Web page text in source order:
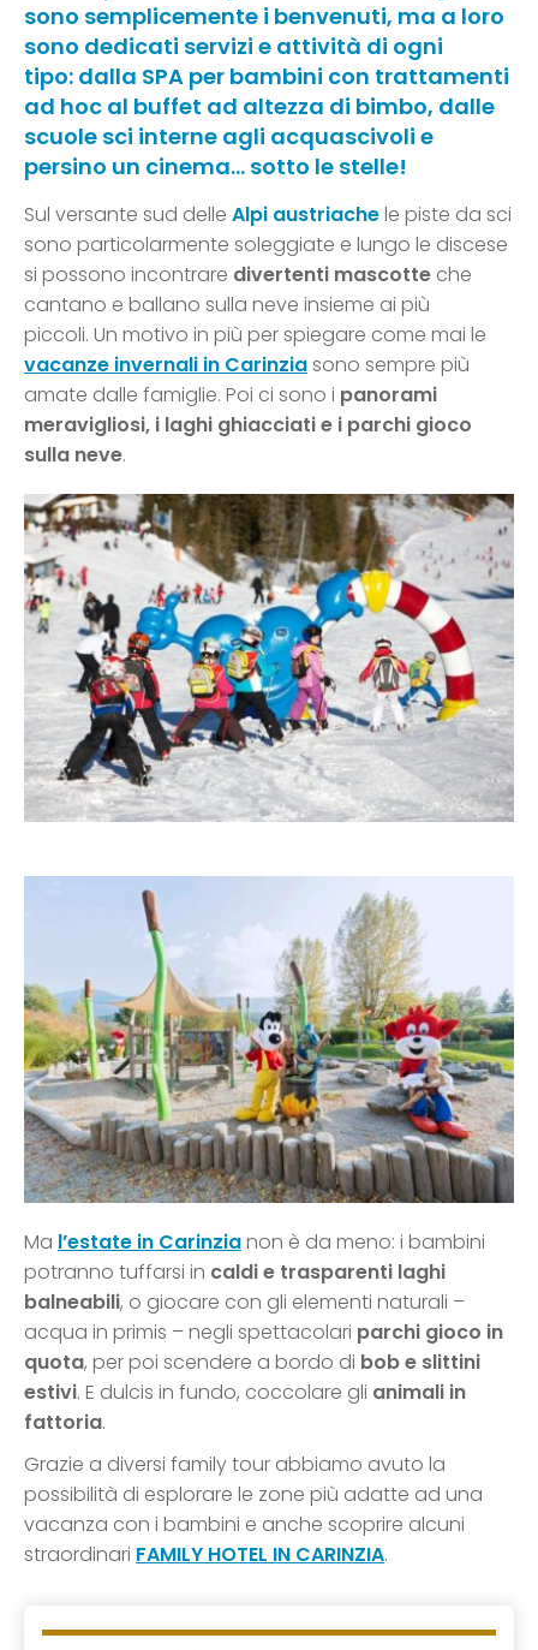
sono semplicemente i benvenuti, ma a loro
sono dedicati servizi e attività di ogni
tipo: dalla SPA per bambini con trattamenti
ad hoc al buffet ad altezza di bimbo, dalle
scuole sci interne agli acquascivoli e
persino un cinema… sotto le stelle!
Sul versante sud delle Alpi austriachele piste da sci
sono particolarmente soleggiate e lungo le discese
si possono incontrare divertenti mascotte che
cantano e ballano sulla neve insieme ai più
piccoli. Un motivo in più per spiegare come mai le
vacanze invernali in Carinziasono sempre più
amate dalle famiglie. Poi ci sono i panorami
meravigliosi, i laghi ghiacciati e i parchi gioco
sulla neve.
Ma l’estate in Carinzianon è da meno: i bambini
potranno tuffarsi in caldi e trasparenti laghi
balneabili, o giocare con gli elementi naturali –
acqua in primis – negli spettacolari parchi gioco in
quota, per poi scendere a bordo di bob e slittini
estivi. E dulcis in fundo, coccolare gli animali in
fattoria.
Grazie a diversi family tour abbiamo avuto la
possibilità di esplorare le zone più adatte ad una
vacanza con i bambini e anche scoprire alcuni
straordinari FAMILY HOTEL IN CARINZIA.